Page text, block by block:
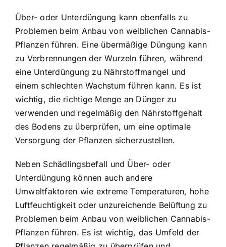
Über- oder Unterdüngung kann ebenfalls zu
Problemen beim Anbau von weiblichen Cannabis-
Pflanzen führen. Eine übermäßige Düngung kann
zu Verbrennungen der Wurzeln führen, während
eine Unterdüngung zu Nährstoffmangel und
einem schlechten Wachstum führen kann. Es ist
wichtig, die richtige Menge an Dünger zu
verwenden und regelmäßig den Nährstoffgehalt
des Bodens zu überprüfen, um eine optimale
Versorgung der Pflanzen sicherzustellen.
Neben Schädlingsbefall und Über- oder
Unterdüngung können auch andere
Umweltfaktoren wie extreme Temperaturen, hohe
Luftfeuchtigkeit oder unzureichende Belüftung zu
Problemen beim Anbau von weiblichen Cannabis-
Pflanzen führen. Es ist wichtig, das Umfeld der